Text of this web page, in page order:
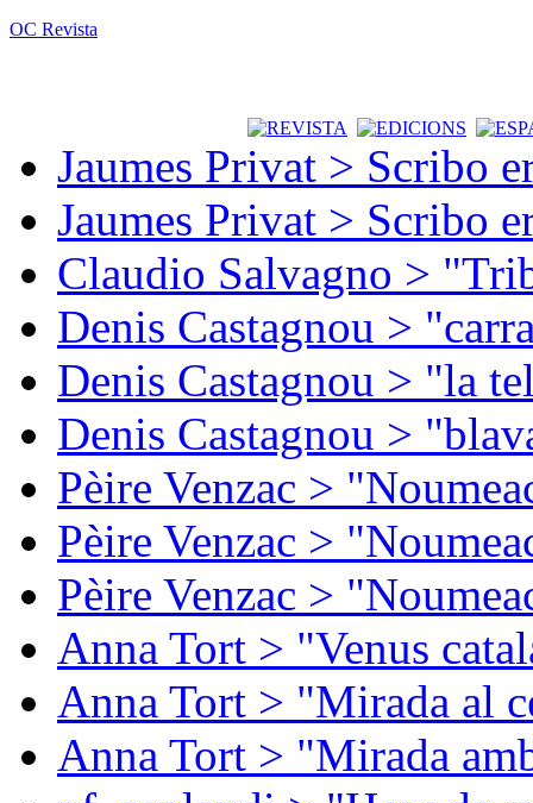
OC Revista
Jaumes Privat > Scribo
Jaumes Privat > Scribo
Claudio Salvagno >
Denis Castagnou >
Denis Castagnou > "la
Denis Castagnou >
Pèire Venzac >
Pèire Venzac >
Pèire Venzac >
Anna Tort > "Venus
Anna Tort > "Mirada al
Anna Tort > "Mirada